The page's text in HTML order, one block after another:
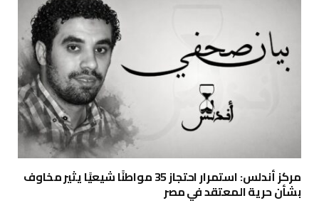
مركز أندلس: استمرار احتجاز 35 مواطنًا شيعيًا يثير مخاوف
بشأن حرية المعتقد في مصر